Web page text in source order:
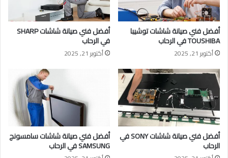
أفضل فني صيانة شاشات توشيبا
TOUSHIBA في الرحاب
أكتوبر 21, 2025
أفضل فني صيانة شاشات SHARP
في الرحاب
أكتوبر 21, 2025
أفضل فني صيانة شاشات SONY في
الرحاب
أفضل فني صيانة شاشات سامسونج
SAMSUNG في الرحاب